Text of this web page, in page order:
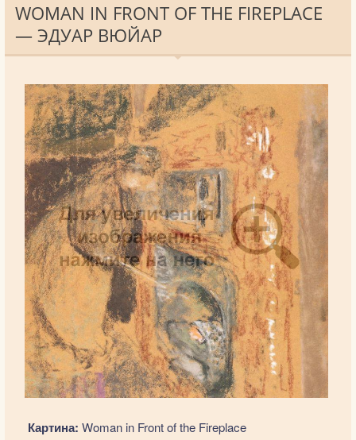
WOMAN IN FRONT OF THE FIREPLACE
— ЭДУАР ВЮЙАР
Картина: Woman in Front of the Fireplace